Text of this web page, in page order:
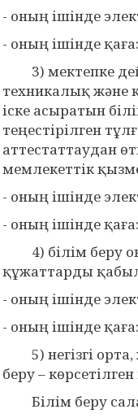
- оның ішінде
- оның ішінде
3) мектепке
техникалық және
іске асыратын
теңестірілген
аттестаттаудан
мемлекеттік
- оның ішінде
- оның ішінде
4) білім беру
құжаттарды
- оның ішінде
- оның ішінде
5) негізгі
беру –
Білім беру